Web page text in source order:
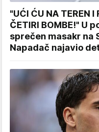
"UĆI ĆU NA TEREN
ČETIRI BOMBE!" U
sprečen masakr na
Napadač najavio